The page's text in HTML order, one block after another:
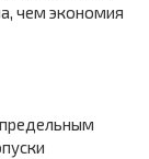
чем экономия